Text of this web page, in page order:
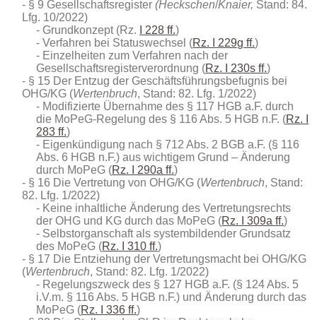
§ 9 Gesellschaftsregister(Heckschen/Knaier, Stand: 84.
Lfg. 10/2022)
Grundkonzept (Rz.
I 228 ff.)
Verfahren bei Statuswechsel (Rz. I 229g ff.)
Einzelheiten zum Verfahren nach der
Gesellschaftsregisterverordnung (Rz. I 230s ff.)
§ 15 Der Entzug der Geschäftsführungsbefugnis bei
OHG/KG (Wertenbruch, Stand: 82. Lfg. 1/2022)
Modifizierte Übernahme des § 117 HGB a.F. durch
die MoPeG-Regelung des § 116 Abs. 5 HGB n.F. (Rz. I
283 ff.)
Eigenkündigung nach § 712 Abs. 2 BGB a.F. (§ 116
Abs. 6 HGB n.F.) aus wichtigem Grund – Änderung
durch MoPeG (Rz. I 290a ff.)
§ 16 Die Vertretung von OHG/KG (Wertenbruch, Stand:
82. Lfg. 1/2022)
Keine inhaltliche Änderung des Vertretungsrechts
der OHG und KG durch das MoPeG (Rz. I 309a ff.)
Selbstorganschaft als systembildender Grundsatz
des MoPeG (Rz. I 310 ff.)
§ 17 Die Entziehung der Vertretungsmacht bei OHG/KG
(Wertenbruch, Stand: 82. Lfg. 1/2022)
Regelungszweck des § 127 HGB a.F. (§ 124 Abs. 5
i.V.m. § 116 Abs. 5 HGB n.F.) und Änderung durch das
MoPeG (Rz. I 336 ff.)